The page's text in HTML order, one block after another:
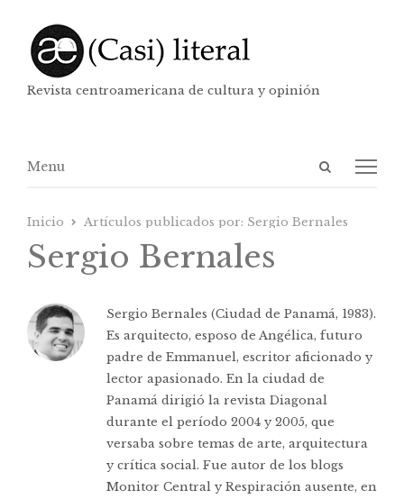
Revista centroamericana de cultura y opinión
Abrir
búsqueda
Menú
Menu
Inicio Artículos publicados por: Sergio Bernales
Sergio Bernales
Sergio Bernales (Ciudad de Panamá, 1983).
Es arquitecto, esposo de Angélica, futuro
padre de Emmanuel, escritor aficionado y
lector apasionado. En la ciudad de
Panamá dirigió la revista Diagonal
durante el período 2004 y 2005, que
versaba sobre temas de arte, arquitectura
y crítica social. Fue autor de los blogs
Monitor Central y Respiración ausente, en